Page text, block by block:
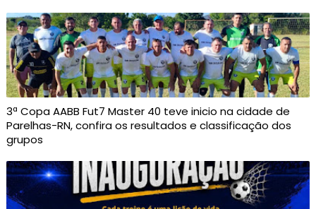
3ª Copa AABB Fut7 Master 40 teve inicio na cidade de
Parelhas-RN, confira os resultados e classificação dos
grupos